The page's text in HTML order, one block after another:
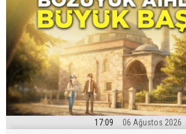
17:09 06 Ağustos 2026